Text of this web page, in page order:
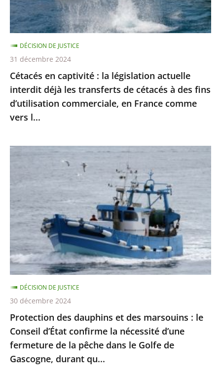
interdit
déjà
les
transferts
de
cétacés
à
des
fins
commerciale,
en
comme
vers
l...
Cétacés en captivité : la législation actuelle
interdit déjà les transferts de cétacés à des fins
d’utilisation commerciale, en France comme
vers l...
DÉCISION DE JUSTICE
31 décembre 2024
Protection
des
dauphins
des
marsouins
le
Conseil
d’État
confirme
la
nécessité
d’une
fermeture
de
Protection des dauphins et des marsouins : le
Conseil d’État confirme la nécessité d’une
fermeture de la pêche dans le Golfe de
Gascogne, durant qu...
DÉCISION DE JUSTICE
30 décembre 2024